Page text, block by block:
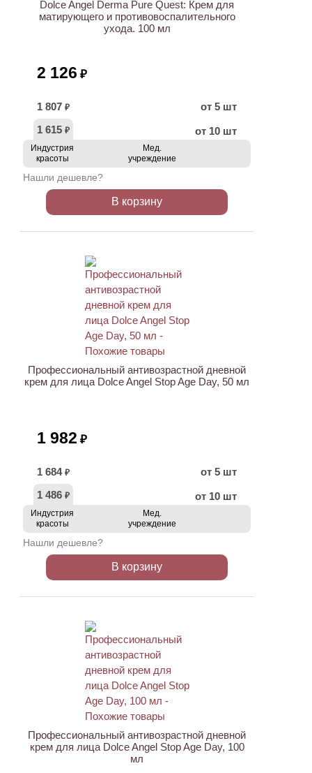
Dolce Angel Derma Pure Quest: Крем для
матирующего и противовоспалительного
ухода. 100 мл
2 126 ₽
1 807 ₽
от 5 шт
1 615 ₽ от 10 шт
Индустрия
красоты
Мед.
учреждение
Нашли дешевле?
В корзину
Профессиональный антивозрастной дневной
крем для лица Dolce Angel Stop Age Day, 50 мл
1 982 ₽
1 684 ₽
от 5 шт
1 486 ₽ от 10 шт
Индустрия
красоты
Мед.
учреждение
Нашли дешевле?
В корзину
Профессиональный антивозрастной дневной
крем для лица Dolce Angel Stop Age Day, 100
мл